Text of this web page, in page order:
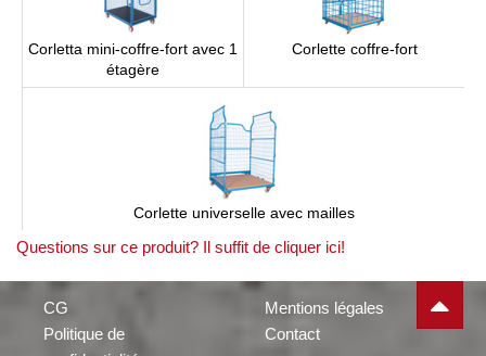
Corletta mini-coffre-fort avec 1
étagère
Corlette coffre-fort
Corlette universelle avec mailles
Questions sur ce produit? Il suffit de cliquer ici!
CG
Politique de
Mentions légales
Contact